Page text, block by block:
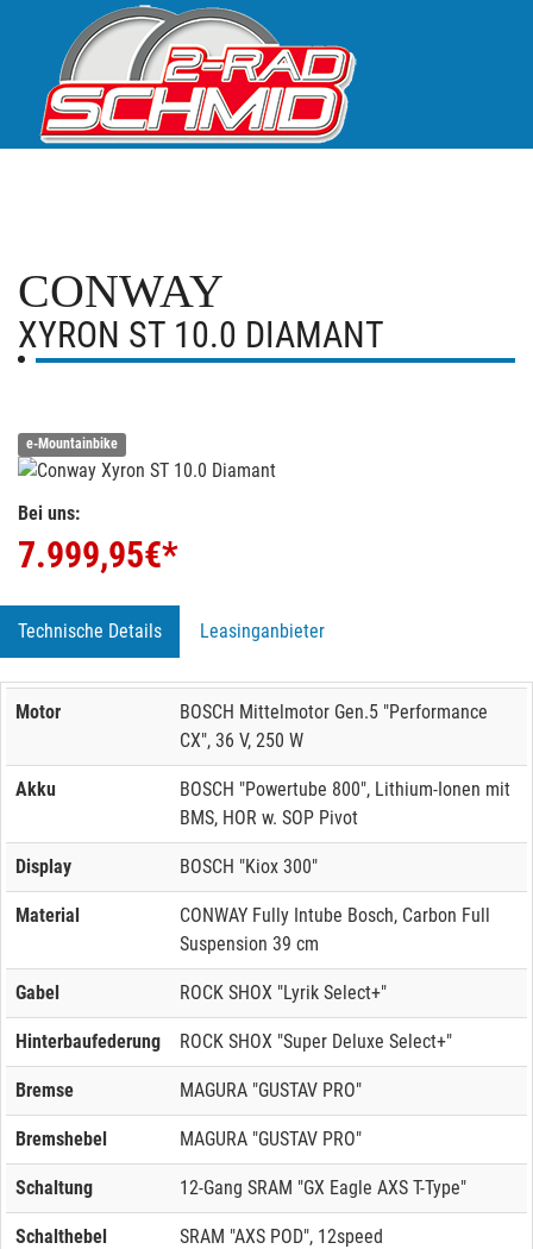
CONWAY
XYRON ST 10.0 DIAMANT
e-Mountainbike
Bei uns:
7.999,95€*
Technische Details Leasinganbieter
Motor
BOSCH Mittelmotor Gen.5 "Performance
CX", 36 V, 250 W
Akku
BOSCH "Powertube 800", Lithium-Ionen mit
BMS, HOR w. SOP Pivot
Display BOSCH "Kiox 300"
Material
CONWAY Fully Intube Bosch, Carbon Full
Suspension 39 cm
Gabel ROCK SHOX "Lyrik Select+"
Hinterbaufederung ROCK SHOX "Super Deluxe Select+"
Bremse MAGURA "GUSTAV PRO"
Bremshebel MAGURA "GUSTAV PRO"
Schaltung 12-Gang SRAM "GX Eagle AXS T-Type"
Schalthebel SRAM "AXS POD", 12speed